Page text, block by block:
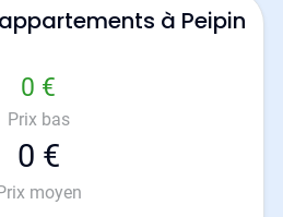
à Peipin
0 €
Prix bas
0 €
moyen